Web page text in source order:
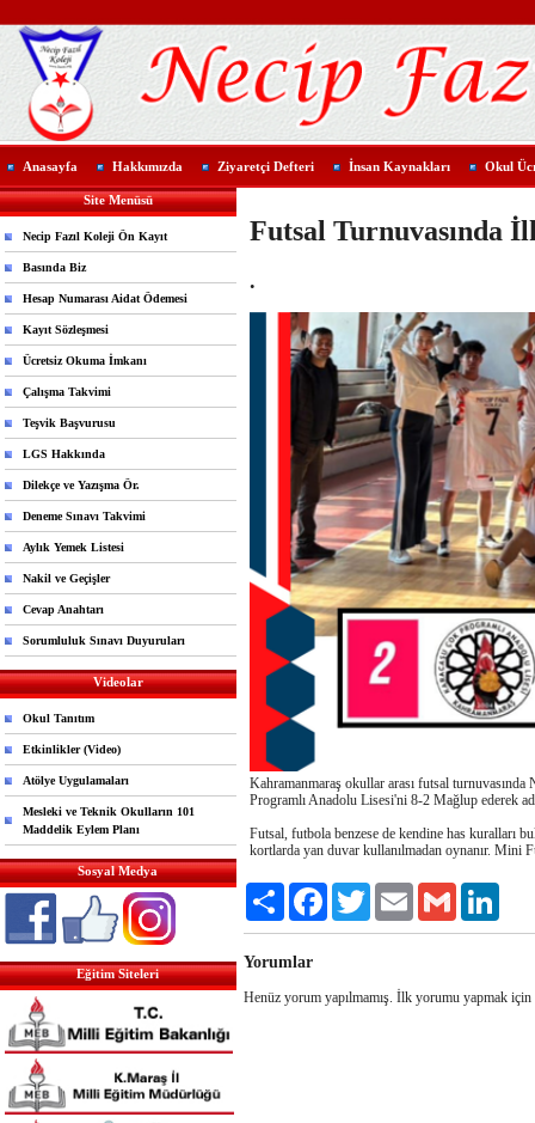
Anasayfa Hakkımızda Ziyaretçi Defteri İnsan Kaynakları Okul
Site Menüsü
Necip Fazıl Koleji Ön Kayıt
Basında Biz
Hesap Numarası Aidat Ödemesi
Kayıt Sözleşmesi
Ücretsiz Okuma İmkanı
Çalışma Takvimi
Teşvik Başvurusu
LGS Hakkında
Dilekçe ve Yazışma Ör.
Deneme Sınavı Takvimi
Aylık Yemek Listesi
Nakil ve Geçişler
Cevap Anahtarı
Sorumluluk Sınavı Duyuruları
Videolar
Okul Tanıtım
Etkinlikler (Video)
Atölye Uygulamaları
Mesleki ve Teknik Okulların 101
Maddelik Eylem Planı
Sosyal Medya
Eğitim Siteleri
Futsal Turnuvasında
.
Kahramanmaraş okullar arası futsal turnuvasında
Programlı Anadolu Lisesi'ni 8-2 Mağlup ederek
Futsal, futbola benzese de kendine has kuralları
kortlarda yan duvar kullanılmadan oynanır. Mini
Share FacebookTwitter Email Gmail
Yorumlar
Henüz yorum yapılmamış. İlk yorumu yapmak için